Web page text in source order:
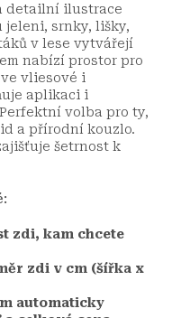
detailní ilustrace
jeleni, srnky, lišky,
v lese vytvářejí
nabízí prostor pro
vliesové i
aplikaci i
volba pro ty,
a přírodní kouzlo.
šetrnost k
zdi, kam chcete
zdi v cm (šířka x
automaticky